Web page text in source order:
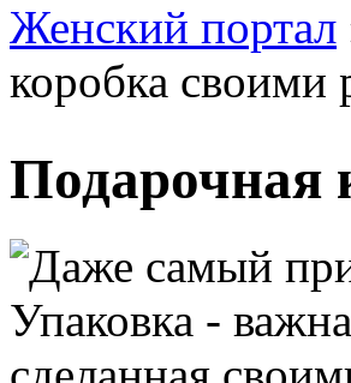
Женский портал
коробка своими
Подарочная
Даже самый
Упаковка -